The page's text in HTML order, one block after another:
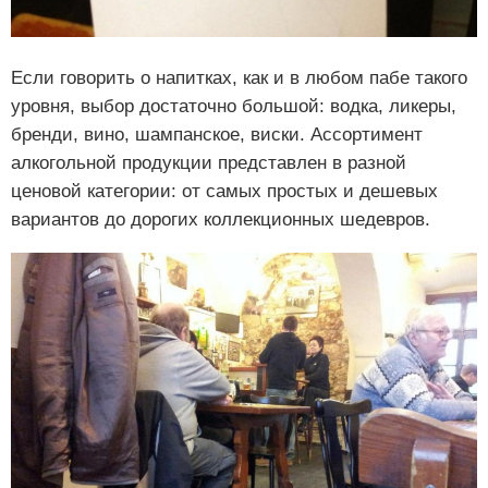
Если говорить о напитках, как и в любом пабе такого
уровня, выбор достаточно большой: водка, ликеры,
бренди, вино, шампанское, виски. Ассортимент
алкогольной продукции представлен в разной
ценовой категории: от самых простых и дешевых
вариантов до дорогих коллекционных шедевров.